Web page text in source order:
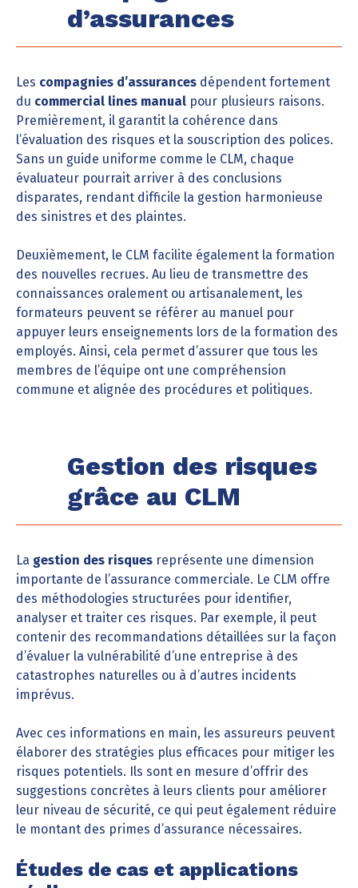
d’assurances
Les compagnies d’assurances dépendent fortement
du commercial lines manual pour plusieurs raisons.
Premièrement, il garantit la cohérence dans
l’évaluation des risques et la souscription des polices.
Sans un guide uniforme comme le CLM, chaque
évaluateur pourrait arriver à des conclusions
disparates, rendant difficile la gestion harmonieuse
des sinistres et des plaintes.
Deuxièmement, le CLM facilite également la formation
des nouvelles recrues. Au lieu de transmettre des
connaissances oralement ou artisanalement, les
formateurs peuvent se référer au manuel pour
appuyer leurs enseignements lors de la formation des
employés. Ainsi, cela permet d’assurer que tous les
membres de l’équipe ont une compréhension
commune et alignée des procédures et politiques.
Gestion des risques
grâce au CLM
La gestion des risques représente une dimension
importante de l’assurance commerciale. Le CLM offre
des méthodologies structurées pour identifier,
analyser et traiter ces risques. Par exemple, il peut
contenir des recommandations détaillées sur la façon
d’évaluer la vulnérabilité d’une entreprise à des
catastrophes naturelles ou à d’autres incidents
imprévus.
Avec ces informations en main, les assureurs peuvent
élaborer des stratégies plus efficaces pour mitiger les
risques potentiels. Ils sont en mesure d’offrir des
suggestions concrètes à leurs clients pour améliorer
leur niveau de sécurité, ce qui peut également réduire
le montant des primes d’assurance nécessaires.
Études de cas et applications